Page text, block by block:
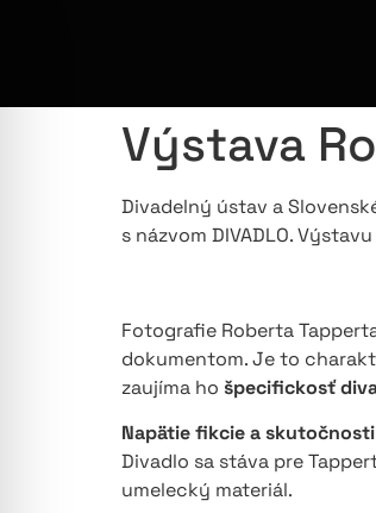
Výstava
Divadelný ústav a
s názvom DIVADLO.
Fotografie Roberta
dokumentom. Je to
zaujíma ho špecifickosť
Napätie fikcie a skutočnosti
Divadlo sa stáva pre
umelecký materiál.